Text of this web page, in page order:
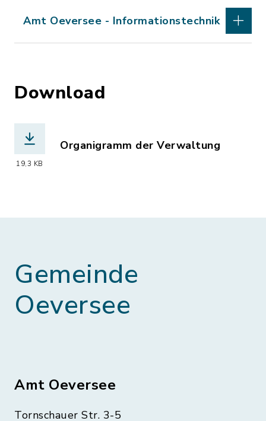
Amt Oeversee - Informationstechnik
Download
19,3 KB
Organigramm der Verwaltung
Gemeinde
Oeversee
Amt Oeversee
Tornschauer Str. 3-5